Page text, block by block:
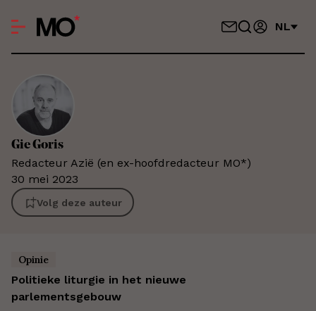
NL
GieGoris
Redacteur Azië (en ex-hoofdredacteur MO*)
30 mei 2023
Volg deze auteur
Opinie
Politieke liturgie in het nieuwe
parlementsgebouw